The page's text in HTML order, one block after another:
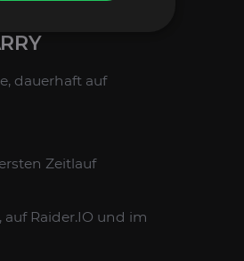
dauerhaft auf
Zeitlauf
Raider.IO und im